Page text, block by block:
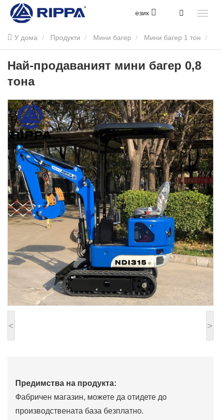
език
У дома Продукти Мини багер Мини багер 1 тон
Най-продаваният мини багер 0,8 тона
< >
Най-продаваният мини багер 0,8
тона
Предимства на продукта:
Фабричен магазин, можете да отидете до
производствената база безплатно.